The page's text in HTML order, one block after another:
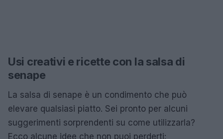
Usi creativi e ricette con la salsa di
senape
La salsa di senape è un condimento che può
elevare qualsiasi piatto. Sei pronto per alcuni
suggerimenti sorprendenti su come utilizzarla?
Ecco alcune idee che non puoi perderti: